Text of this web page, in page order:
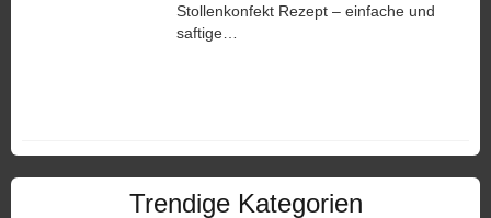
Stollenkonfekt Rezept – einfache und
saftige…
Trendige Kategorien